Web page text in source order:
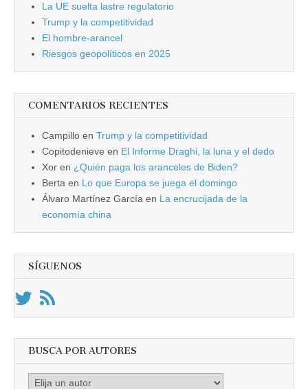
La UE suelta lastre regulatorio
Trump y la competitividad
El hombre-arancel
Riesgos geopolíticos en 2025
COMENTARIOS RECIENTES
Campillo en Trump y la competitividad
Copitodenieve en El Informe Draghi, la luna y el dedo
Xor en ¿Quién paga los aranceles de Biden?
Berta en Lo que Europa se juega el domingo
Álvaro Martínez García en La encrucijada de la
economía china
SÍGUENOS
BUSCA POR AUTORES
Busca